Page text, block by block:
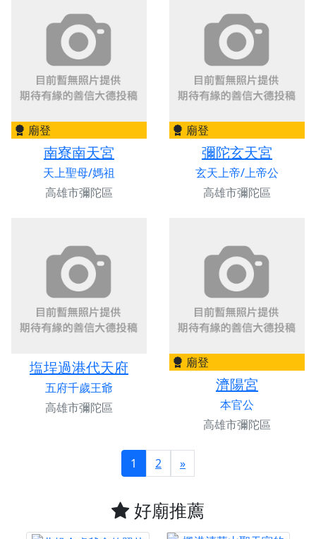
廟登
南寮南天宮
天上聖母/媽祖
高雄市彌陀區
廟登
彌陀玄天宮
玄天上帝/上帝公
高雄市彌陀區
塩埕過港代天府
五府千歲王爺
高雄市彌陀區
廟登
濟陽宮
本官公
高雄市彌陀區
1 2 »
好廟推薦